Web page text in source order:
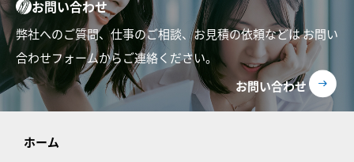
お問い合わせ
弊社へのご質問、仕事のご相談、お見積の依頼などはお問い
合わせフォームからご連絡ください。
お問い合わせ
ホーム